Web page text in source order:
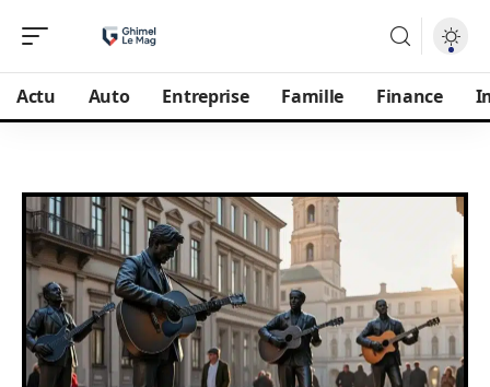
Actu Auto Entreprise Famille Finance